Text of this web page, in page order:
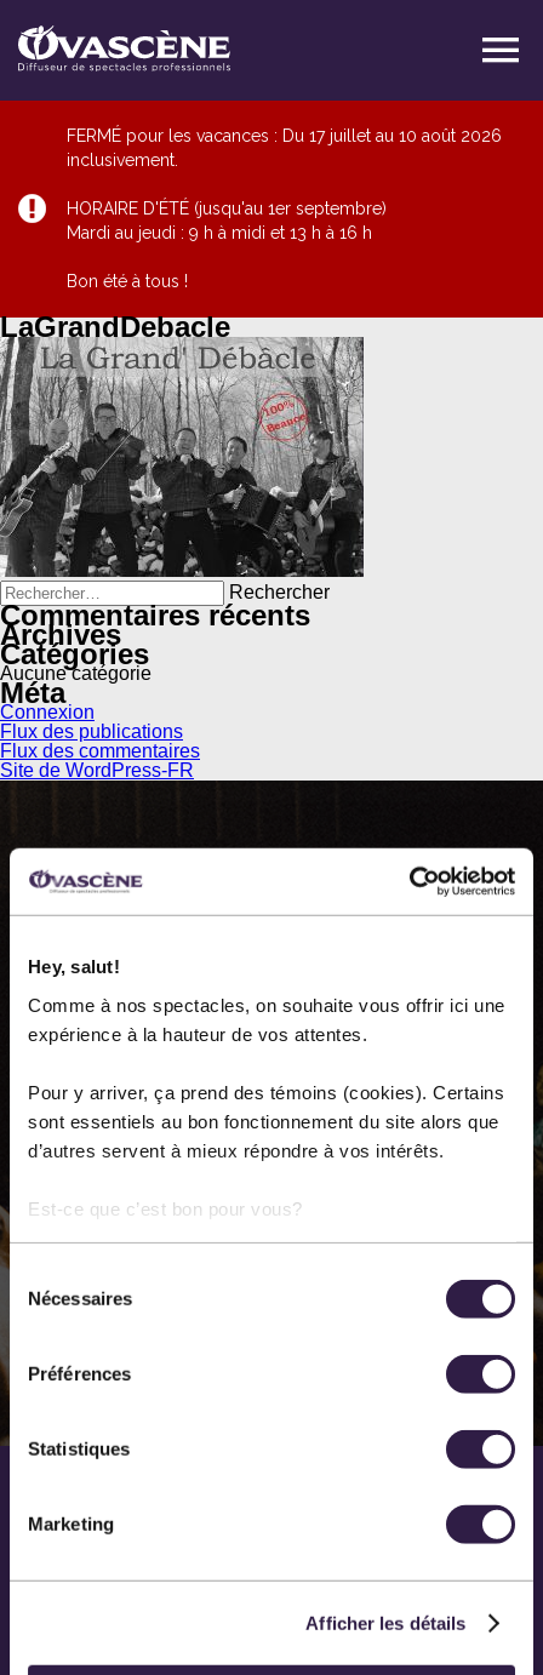
Hey, salut!
Comme à nos spectacles, on souhaite vous offrir ici une
expérience à la hauteur de vos attentes.
Pour y arriver, ça prend des témoins (cookies). Certains
sont essentiels au bon fonctionnement du site alors que
d’autres servent à mieux répondre à vos intérêts.
Est-ce que c’est bon pour vous?
Sélection
Nécessaires
Préférences
Statistiques
Marketing
Afficher les détails
FERMÉ pour les vacances : Du 17 juillet au 10 août 2026
inclusivement.
HORAIRE D'ÉTÉ (jusqu'au 1er septembre)
Mardi au jeudi : 9 h à midi et 13 h à 16 h
Bon été à tous !
LaGrandDebacle
Rechercher :
Commentaires récents
Archives
Catégories
Aucune catégorie
Méta
Connexion
Flux des publications
Flux des commentaires
Site de WordPress-FR
Ovascène, diffuseur de spectacles professionnels, est
une organisation à but non lucratif fondée en 1983.
Nous présentons près de 60 représentations
annuellement dans les différentes disciplines des arts
de la scène. Notre principal lieu de diffusion est la salle